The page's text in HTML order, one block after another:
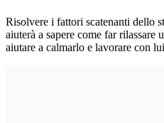
Risolvere i fattori scatenanti dello
aiuterà a sapere come far rilassare
aiutare a calmarlo e lavorare con